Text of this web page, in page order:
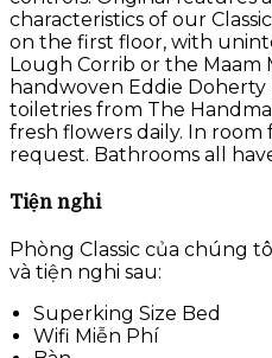
characteristics of our
on the first floor, with
Lough Corrib or the Maam
handwoven Eddie
toiletries from The
fresh flowers daily. In
request. Bathrooms all
Tiện nghi
Phòng Classic của chúng
và tiện nghi sau:
Superking Size Bed
Wifi Miễn Phí